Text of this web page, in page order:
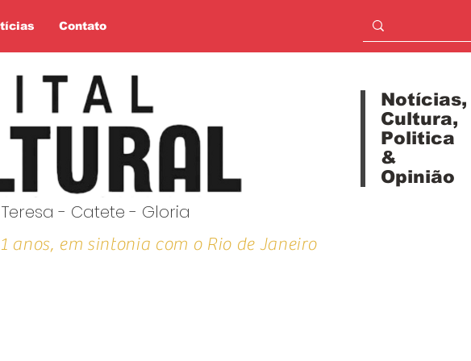
Contato
- Catete - Gloria
Notícias,
Cultura,
Politica
&
Opinião
anos, em sintonia com o Rio de Janeiro